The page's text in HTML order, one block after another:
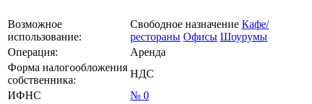
Возможное
использование:
Свободное назначение Кафе/
рестораны Офисы Шоурумы
Операция:
Аренда
Форма налогообложения
собственника:
НДС
ИФНС
№ 0